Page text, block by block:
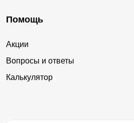
Помощь
Акции
Вопросы и ответы
Калькулятор